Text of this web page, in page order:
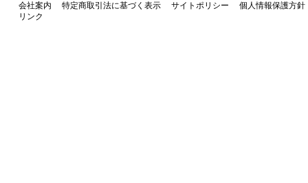
会社案内 特定商取引法に基づく表示 サイトポリシー
個人情報保護方針
リンク